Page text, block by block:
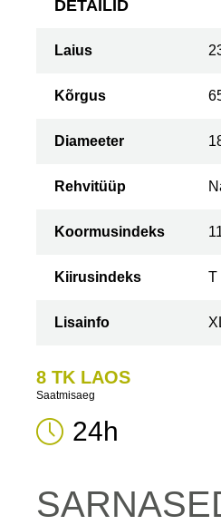
DETAILID
Laius
Kõrgus
Diameeter
Rehvitüüp
Koormusindeks
Kiirusindeks T
Lisainfo
8 TK LAOS
Saatmisaeg
24h